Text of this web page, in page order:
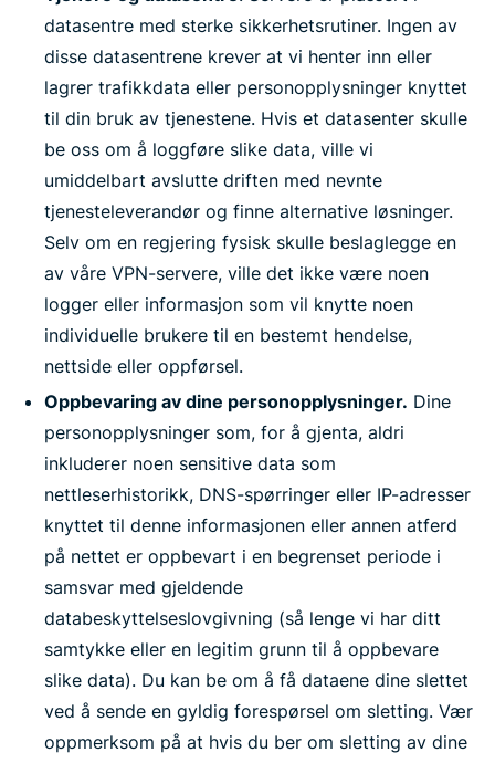
datasentre med sterke sikkerhetsrutiner. Ingen av
disse datasentrene krever at vi henter inn eller
lagrer trafikkdata eller personopplysninger knyttet
til din bruk av tjenestene. Hvis et datasenter skulle
be oss om å loggføre slike data, ville vi
umiddelbart avslutte driften med nevnte
tjenesteleverandør og finne alternative løsninger.
Selv om en regjering fysisk skulle beslaglegge en
av våre VPN-servere, ville det ikke være noen
logger eller informasjon som vil knytte noen
individuelle brukere til en bestemt hendelse,
nettside eller oppførsel.
Oppbevaring av dine personopplysninger. Dine
personopplysninger som, for å gjenta, aldri
inkluderer noen sensitive data som
nettleserhistorikk, DNS-spørringer eller IP-adresser
knyttet til denne informasjonen eller annen atferd
på nettet er oppbevart i en begrenset periode i
samsvar med gjeldende
databeskyttelseslovgivning (så lenge vi har ditt
samtykke eller en legitim grunn til å oppbevare
slike data). Du kan be om å få dataene dine slettet
ved å sende en gyldig forespørsel om sletting. Vær
oppmerksom på at hvis du ber om sletting av dine